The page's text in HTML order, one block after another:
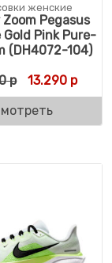
17.990
р.
женские
Zoom Pegasus
Gold Pink Pure-
(DH4072-104)
р 13.290 р